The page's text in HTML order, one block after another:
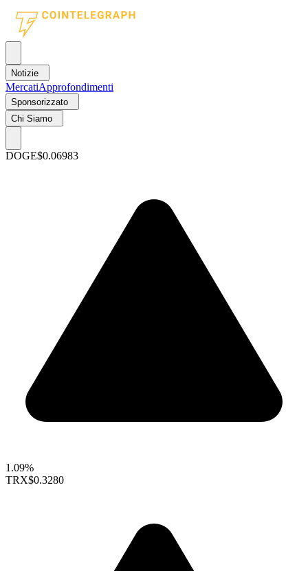
Notizie
MercatiApprofondimenti
Sponsorizzato
Chi Siamo
DOGE$0.06983
1.09%
TRX$0.3280